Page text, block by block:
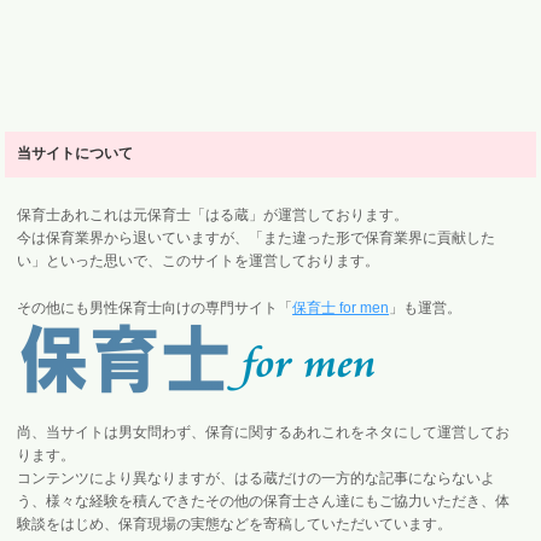
当サイトについて
保育士あれこれは元保育士「はる蔵」が運営しております。
今は保育業界から退いていますが、「また違った形で保育業界に貢献した
い」といった思いで、このサイトを運営しております。
その他にも男性保育士向けの専門サイト「保育士 for men 」も運営。
尚、当サイトは男女問わず、保育に関するあれこれをネタにして運営してお
ります。
コンテンツにより異なりますが、はる蔵だけの一方的な記事にならないよ
う、様々な経験を積んできたその他の保育士さん達にもご協力いただき、体
験談をはじめ、保育現場の実態などを寄稿していただいています。